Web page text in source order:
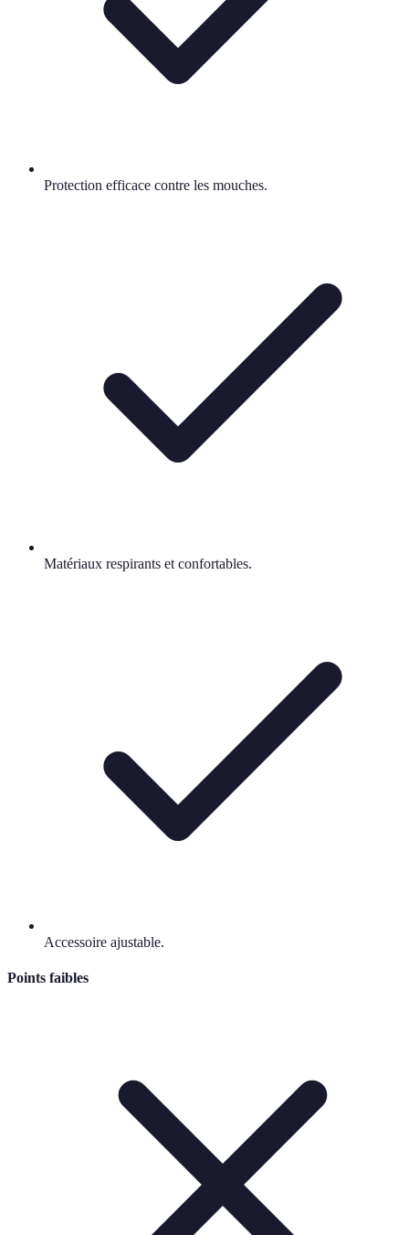
Protection efficace contre les mouches.
Matériaux respirants et confortables.
Accessoire ajustable.
Points faibles